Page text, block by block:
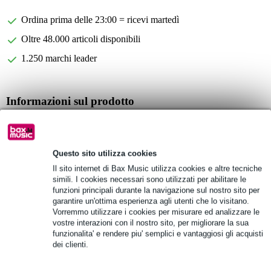
Questo sito utilizza cookies
Il sito internet di Bax Music utilizza cookies e altre tecniche
simili. I cookies necessari sono utilizzati per abilitare le
funzioni principali durante la navigazione sul nostro sito per
garantire un'ottima esperienza agli utenti che lo visitano.
Vorremmo utilizzare i cookies per misurare ed analizzare le
vostre interazioni con il nostro sito, per migliorare la sua
funzionalita' e rendere piu' semplici e vantaggiosi gli acquisti
dei clienti.
Ordina prima delle 23:00 = ricevi martedì
Oltre 48.000 articoli disponibili
1.250 marchi leader
Informazioni sul prodotto
borsa pratica per tastiere con 49 tasti
rivestimento morbido spesso 10 mm
maniglie robuste ed esterno in nylon
Specifiche complete
Vedi anche (3)